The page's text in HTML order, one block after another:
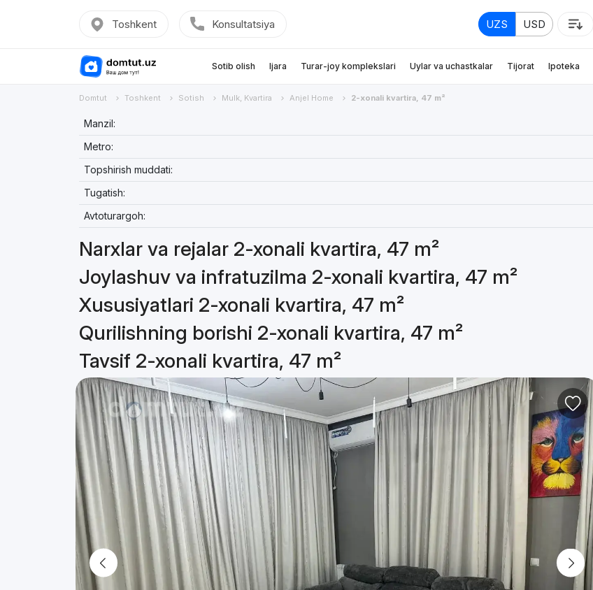
Toshkent Konsultatsiya UZS USD
Sotib olish Ijara Turar-joy komplekslari Uylar va uchastkalar Tijorat Ipoteka
Domtut Toshkent Sotish Mulk, Kvartira Anjel Home 2-xonali kvartira, 47 m²
Manzil:
Metro:
Topshirish muddati:
Tugatish:
Avtoturargoh:
Narxlar va rejalar 2-xonali kvartira, 47 m²
Joylashuv va infratuzilma 2-xonali kvartira, 47 m²
Xususiyatlari 2-xonali kvartira, 47 m²
Qurilishning borishi 2-xonali kvartira, 47 m²
Tavsif 2-xonali kvartira, 47 m²